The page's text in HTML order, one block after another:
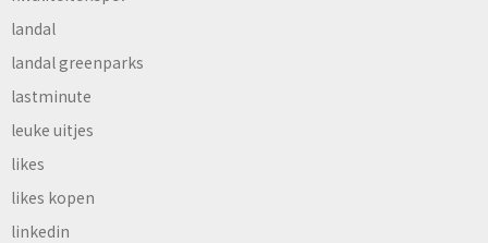
landal
landal greenparks
lastminute
leuke uitjes
likes
likes kopen
linkedin